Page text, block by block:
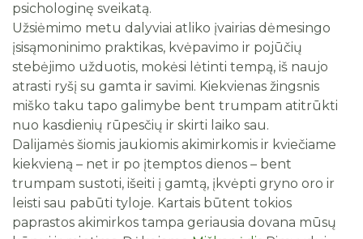
psichologinę sveikatą.
Užsiėmimo metu dalyviai atliko įvairias dėmesingo
įsisąmoninimo praktikas, kvėpavimo ir pojūčių
stebėjimo užduotis, mokėsi lėtinti tempą, iš naujo
atrasti ryšį su gamta ir savimi. Kiekvienas žingsnis
miško taku tapo galimybe bent trumpam atitrūkti
nuo kasdienių rūpesčių ir skirti laiko sau.
Dalijamės šiomis jaukiomis akimirkomis ir kviečiame
kiekvieną – net ir po įtemptos dienos – bent
trumpam sustoti, išeiti į gamtą, įkvėpti gryno oro ir
leisti sau pabūti tyloje. Kartais būtent tokios
paprastos akimirkos tampa geriausia dovana mūsų